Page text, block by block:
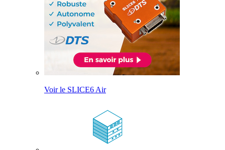
Voir le SLICE6 Air